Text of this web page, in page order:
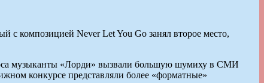
композицией Never Let You Go занял второе место,
музыканты «Лорди» вызвали большую шумиху в СМИ
конкурсе представляли более «форматные»